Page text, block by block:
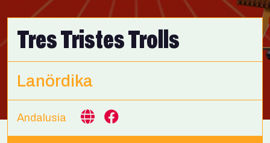
Tres Tristes Trolls
Lanördika
Andalusia